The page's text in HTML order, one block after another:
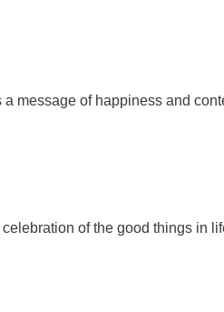
message of happiness and
of the good things in